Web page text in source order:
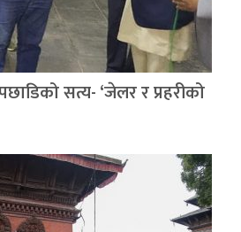
सत्य- ‘जेलर र प्रहरीको